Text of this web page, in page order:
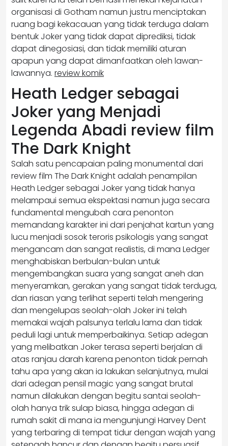
organisasi di Gotham namun justru menciptakan
ruang bagi kekacauan yang tidak terduga dalam
bentuk Joker yang tidak dapat diprediksi, tidak
dapat dinegosiasi, dan tidak memiliki aturan
apapun yang dapat dimanfaatkan oleh lawan-
lawannya. review komik
Heath Ledger sebagai
Joker yang Menjadi
Legenda Abadi review film
The Dark Knight
Salah satu pencapaian paling monumental dari
review film The Dark Knight adalah penampilan
Heath Ledger sebagai Joker yang tidak hanya
melampaui semua ekspektasi namun juga secara
fundamental mengubah cara penonton
memandang karakter ini dari penjahat kartun yang
lucu menjadi sosok teroris psikologis yang sangat
mengancam dan sangat realistis, di mana Ledger
menghabiskan berbulan-bulan untuk
mengembangkan suara yang sangat aneh dan
menyeramkan, gerakan yang sangat tidak terduga,
dan riasan yang terlihat seperti telah mengering
dan mengelupas seolah-olah Joker ini telah
memakai wajah palsunya terlalu lama dan tidak
peduli lagi untuk memperbaikinya. Setiap adegan
yang melibatkan Joker terasa seperti berjalan di
atas ranjau darah karena penonton tidak pernah
tahu apa yang akan ia lakukan selanjutnya, mulai
dari adegan pensil magic yang sangat brutal
namun dilakukan dengan begitu santai seolah-
olah hanya trik sulap biasa, hingga adegan di
rumah sakit di mana ia mengunjungi Harvey Dent
yang terbaring di tempat tidur dengan wajah yang